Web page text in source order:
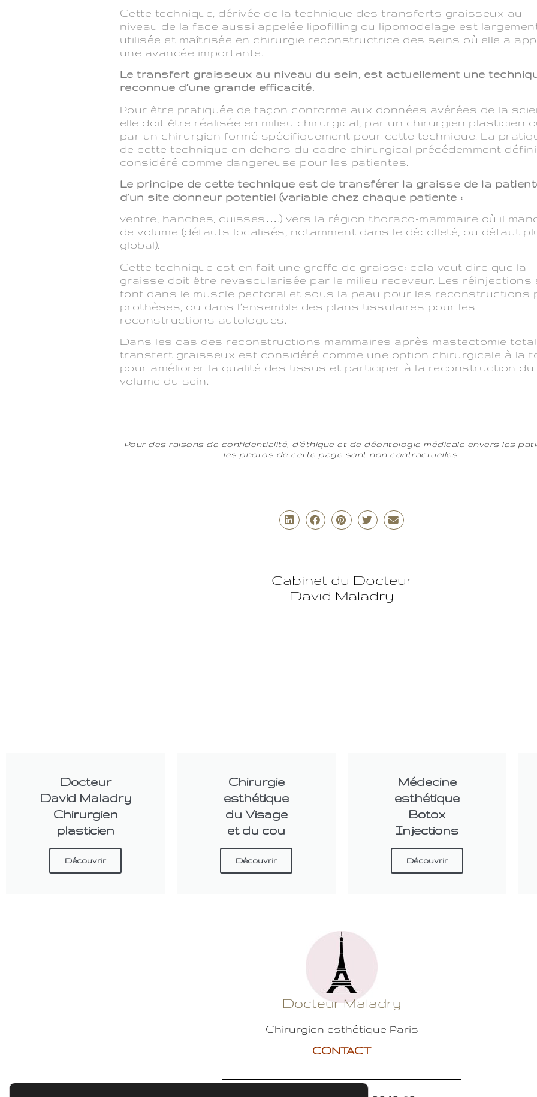
Cette technique, dérivée de la technique des transferts graisseux au
niveau de la face aussi appelée lipofilling ou lipomodelage est
utilisée et maîtrisée en chirurgie reconstructrice des seins où elle a
une avancée importante.
Le transfert graisseux au niveau du sein, est actuellement une
reconnue d’une grande efficacité.
Pour être pratiquée de façon conforme aux données avérées de la
elle doit être réalisée en milieu chirurgical, par un chirurgien plasticien
par un chirurgien formé spécifiquement pour cette technique. La
de cette technique en dehors du cadre chirurgical précédemment
considéré comme dangereuse pour les patientes.
Le principe de cette technique est de transférer la graisse de la
d’un site donneur potentiel (variable chez chaque patiente :
ventre, hanches, cuisses….) vers la région thoraco-mammaire où il
de volume (défauts localisés, notamment dans le décolleté, ou défaut
global).
Cette technique est en fait une greffe de graisse: cela veut dire que la
graisse doit être revascularisée par le milieu receveur. Les réinjections
font dans le muscle pectoral et sous la peau pour les reconstructions
prothèses, ou dans l’ensemble des plans tissulaires pour les
reconstructions autologues.
Dans les cas des reconstructions mammaires après mastectomie
transfert graisseux est considéré comme une option chirurgicale à la
pour améliorer la qualité des tissus et participer à la reconstruction du
volume du sein.
Pour des raisons de confidentialité, d’éthique et de déontologie médicale envers les
les photos de cette page sont non contractuelles
Cabinet du Docteur
David Maladry
Docteur
David Maladry
Chirurgien
plasticien
Découvrir
Chirurgie
esthétique
du Visage
et du cou
Découvrir
Médecine
esthétique
Botox
Injections
Découvrir
Docteur Maladry
Chirurgien esthétique Paris
CONTACT